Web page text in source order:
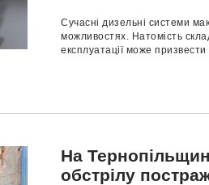
Сучасні дизельні системи
можливостях. Натомість
експлуатації може
На
обстрілу